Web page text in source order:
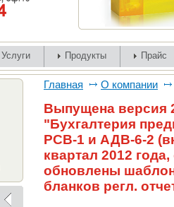
Услуги Продукты Прайс
Главная О компании
Выпущена версия
"Бухгалтерия
РСВ-1 и АДВ-6-2
квартал 2012
обновлены
бланков регл.